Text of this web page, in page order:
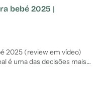
bebé 2025 |
2025 (review em vídeo)
é uma das decisões mais
Afinal, é o primeiro
proteger o recém-